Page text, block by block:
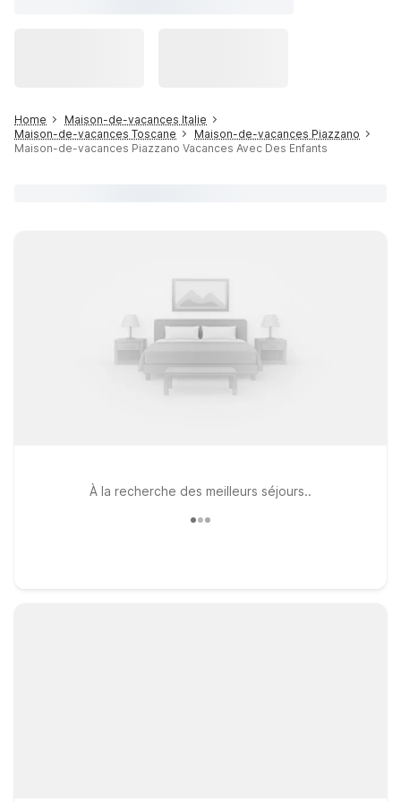
Home
Maison-de-vacances Italie
Maison-de-vacances Toscane
Maison-de-vacances Piazzano
Maison-de-vacances Piazzano Vacances Avec Des Enfants
À la recherche des meilleurs séjours..